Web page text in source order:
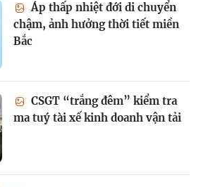
Áp thấp nhiệt đới di chuyển
chậm, ảnh hưởng thời tiết miền
Bắc
CSGT “trắng đêm” kiểm tra
ma tuý tài xế kinh doanh vận tải